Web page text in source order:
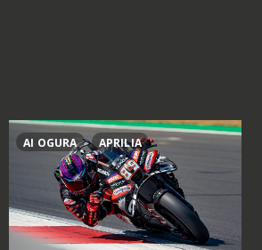
AI OGURA APRILIA